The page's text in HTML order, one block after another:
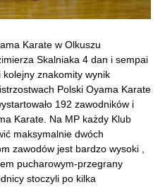
Karate w Olkuszu
Skalniaka 4 dan i sempai
znakomity wynik
Polski Oyama Karate
192 zawodników i
Karate. Na MP każdy Klub
maksymalnie dwóch
zawodów jest bardzo wysoki ,
pucharowym-przegrany
stoczyli po kilka